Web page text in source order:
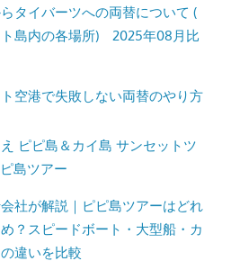
タイバーツへの両替について (
島内の各場所) 2025年08月比
空港で失敗しない両替のやり方
ピピ島＆カイ島 サンセットツ
島ツアー
社が解説｜ピピ島ツアーはどれ
？スピードボート・大型船・カ
違いを比較